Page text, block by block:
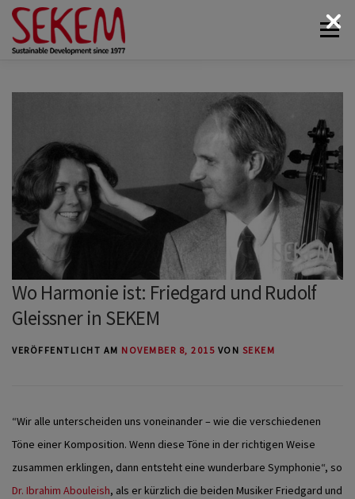
Zum
Inhalt
springen
Menü
ÜBER UNS WIRTSCHAFT SOZIALES LEBEN
KULTUR ÖKOLOGIE NEWS & MEDIEN
KONTAKT
Wo Harmonie ist: Friedgard und Rudolf
Gleissner in SEKEM
VERÖFFENTLICHT AM NOVEMBER 8, 2015 VON SEKEM
“Wir alle unterscheiden uns voneinander – wie die verschiedenen
Töne einer Komposition. Wenn diese Töne in der richtigen Weise
zusammen erklingen, dann entsteht eine wunderbare Symphonie“, so
Dr. Ibrahim Abouleish, als er kürzlich die beiden Musiker Friedgard und